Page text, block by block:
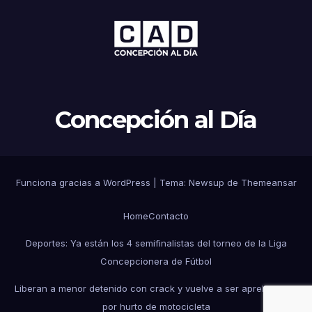
Concepción al Día
Funciona gracias a WordPress Tema: Newsup de Themeansar
HomeContacto
Deportes: Ya están los 4 semifinalistas del torneo de la Liga
Concepcionera de Fútbol
Liberan a menor detenido con crack y vuelve a ser aprehendido
por hurto de motocicleta